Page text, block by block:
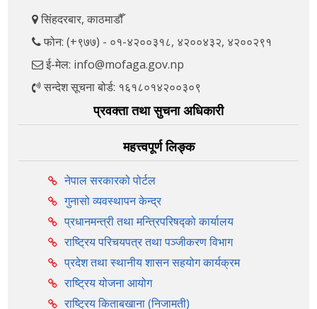
सिंहदरबार, काठमाडौँ
फोन: (+९७७) - ०१-४२००३१८, ४२००४३२, ४२००२९१
ई-मेल: info@mofaga.gov.np
सन्देश सूचना बोर्ड: १६१८०१४२००३०९
प्रवक्ता तथा सुचना अधिकारी
महत्त्वपूर्ण लिङ्क
नेपाल सरकारको पोर्टल
गुनासो व्यवस्थापन केन्द्र
प्रधानमन्त्री तथा मन्त्रिपरिषद्को कार्यालय
राष्ट्रिय परिचयपत्र तथा पञ्‍जीकरण विभाग
प्रदेश तथा स्थानीय शासन सहयोग कार्यक्रम
राष्ट्रिय योजना आयोग
राष्ट्रिय किताबखाना (निजामती)